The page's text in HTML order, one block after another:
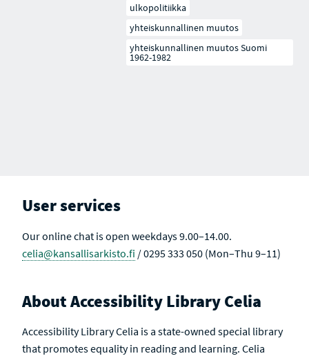
ulkopolitiikka
yhteiskunnallinen muutos
yhteiskunnallinen muutos Suomi
1962-1982
User services
Our online chat is open weekdays 9.00–14.00.
celia@kansallisarkisto.fi / 0295 333 050 (Mon–Thu 9–11)
About Accessibility Library Celia
Accessibility Library Celia is a state-owned special library
that promotes equality in reading and learning. Celia